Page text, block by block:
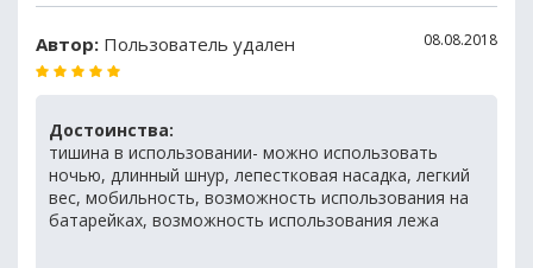
Автор: Пользователь удален 08.08.2018
Достоинства:
тишина в использовании- можно использовать
ночью, длинный шнур, лепестковая насадка, легкий
вес, мобильность, возможность использования на
батарейках, возможность использования лежа